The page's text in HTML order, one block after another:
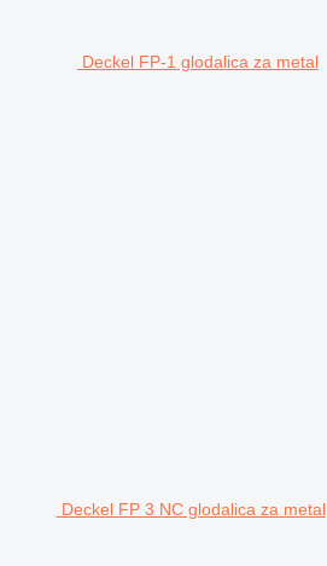
Deckel FP-1 glodalica za metal
Deckel FP 3 NC glodalica za metal